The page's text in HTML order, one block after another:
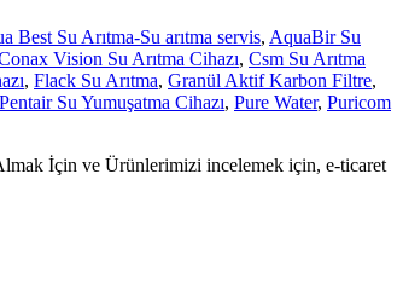
Best Su Arıtma-Su arıtma servis, AquaBir Su
Vision Su Arıtma Cihazı, Csm Su Arıtma
, Flack Su Arıtma, Granül Aktif Karbon Filtre,
Pentair Su Yumuşatma Cihazı, Pure Water, Puricom
İçin ve Ürünlerimizi incelemek için, e-ticaret